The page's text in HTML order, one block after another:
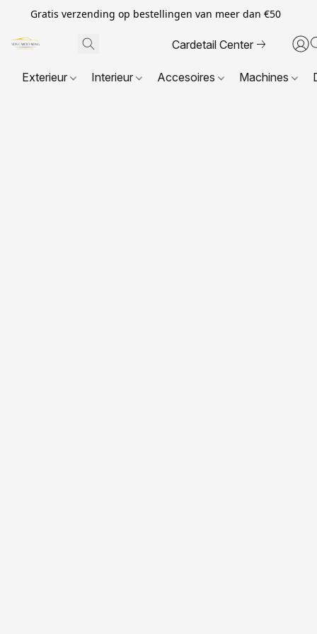
Gratis verzending op bestellingen van meer dan €50
Cardetail Center
Exterieur Interieur Accesoires Machines